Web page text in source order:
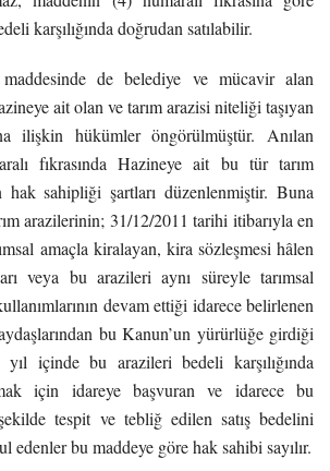
karşılığında doğrudan satılabilir.
de belediye ve mücavir alan
ait olan ve tarım arazisi niteliği taşıyan
ilişkin hükümler öngörülmüştür. Anılan
fıkrasında Hazineye ait bu tür tarım
hak sahipliği şartları düzenlenmiştir. Buna
arazilerinin; 31/12/2011 tarihi itibarıyla en
amaçla kiralayan, kira sözleşmesi hâlen
veya bu arazileri aynı süreyle tarımsal
devam ettiği idarece belirlenen
bu Kanun’un yürürlüğe girdiği
içinde bu arazileri bedeli karşılığında
için idareye başvuran ve idarece bu
tespit ve tebliğ edilen satış bedelini
edenler bu maddeye göre hak sahibi sayılır.